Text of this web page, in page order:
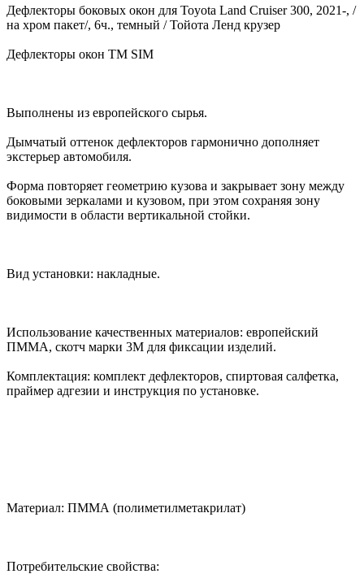
Дефлекторы боковых окон для Toyota Land Cruiser 300, 2021-, /
на хром пакет/, 6ч., темный / Тойота Ленд крузер
Дефлекторы окон TM SIM
Выполнены из европейского сырья.
Дымчатый оттенок дефлекторов гармонично дополняет
экстерьер автомобиля.
Форма повторяет геометрию кузова и закрывает зону между
боковыми зеркалами и кузовом, при этом сохраняя зону
видимости в области вертикальной стойки.
Вид установки: накладные.
Использование качественных материалов: европейский
ПММА, скотч марки 3М для фиксации изделий.
Комплектация: комплект дефлекторов, спиртовая салфетка,
праймер адгезии и инструкция по установке.
Материал: ПММА (полиметилметакрилат)
Потребительские свойства: